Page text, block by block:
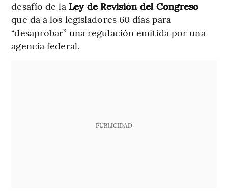
desafío de la Ley de Revisión del Congreso
que da a los legisladores 60 días para
“desaprobar” una regulación emitida por una
agencia federal.
PUBLICIDAD